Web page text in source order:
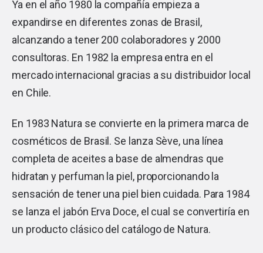
Ya en el año 1980 la compañía empieza a
expandirse en diferentes zonas de Brasil,
alcanzando a tener 200 colaboradores y 2000
consultoras. En 1982 la empresa entra en el
mercado internacional gracias a su distribuidor local
en Chile.
En 1983 Natura se convierte en la primera marca de
cosméticos de Brasil. Se lanza Sève, una línea
completa de aceites a base de almendras que
hidratan y perfuman la piel, proporcionando la
sensación de tener una piel bien cuidada. Para 1984
se lanza el jabón Erva Doce, el cual se convertiría en
un producto clásico del catálogo de Natura.